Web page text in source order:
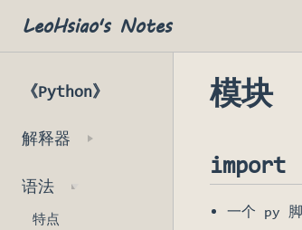
LeoHsiao's Notes
《Python》
解释器
语法
特点
模块
import
一个 py 脚